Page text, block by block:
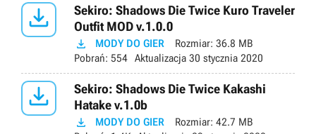

Sekiro: Shadows Die Twice Kuro Traveler
Outfit MOD v.1.0.0
 MODY DO GIER Rozmiar: 36.8 MB
Pobrań: 554 Aktualizacja 30 stycznia 2020

Sekiro: Shadows Die Twice Kakashi
Hatake v.1.0b
 MODY DO GIER Rozmiar: 42.7 MB